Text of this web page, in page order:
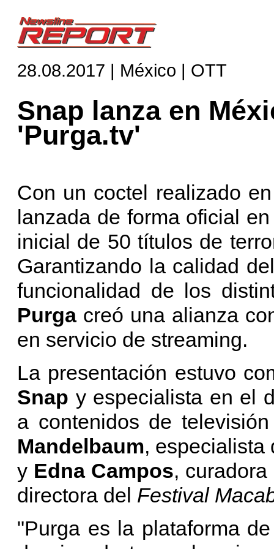
28.08.2017 | México | OTT
Snap lanza en
'Purga.tv'
Con un coctel realizado
lanzada de forma oficial
inicial de 50 títulos de
Garantizando la calidad
funcionalidad de los
Purga creó una alianza
en servicio de streaming.
La presentación estuvo
Snap y especialista en el
a contenidos de
Mandelbaum,
y Edna Campos,
directora del Festival
"Purga es la plataforma